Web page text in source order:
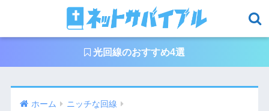
光回線のおすすめ4選
ホーム ニッチな回線